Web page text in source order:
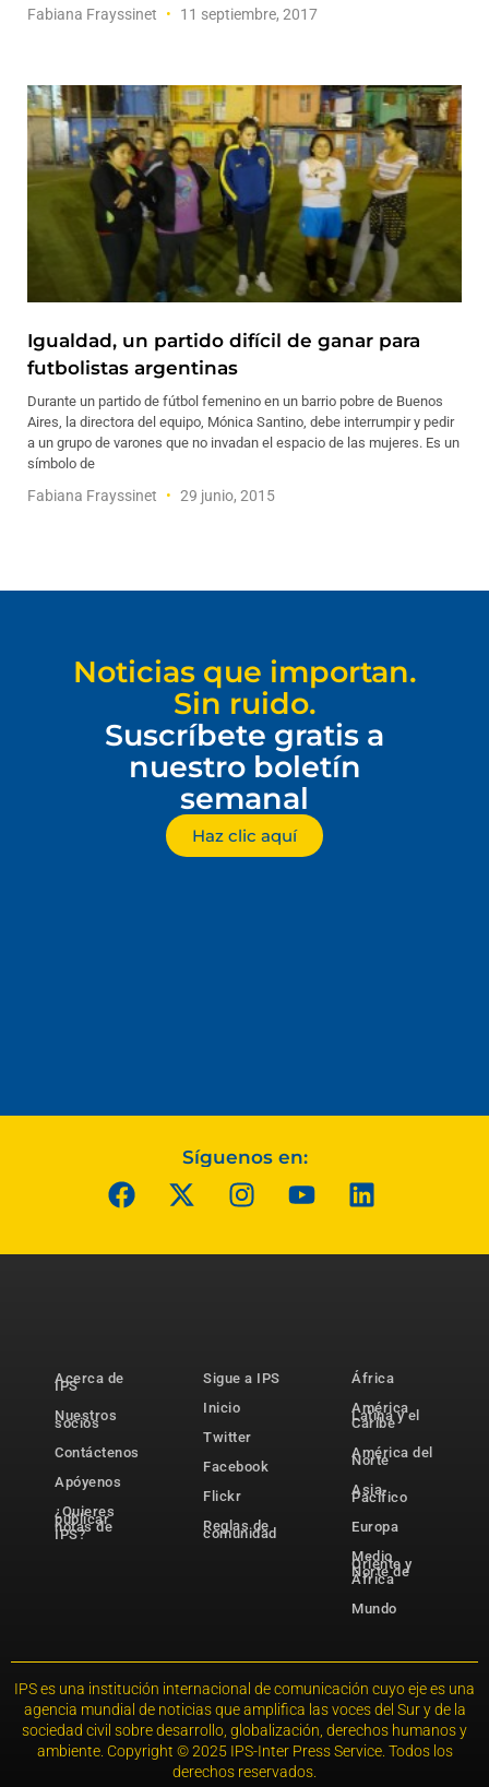
Fabiana Frayssinet 11 septiembre, 2017
Igualdad, un partido difícil de ganar para
futbolistas argentinas
Durante un partido de fútbol femenino en un barrio pobre de Buenos
Aires, la directora del equipo, Mónica Santino, debe interrumpir y pedir
a un grupo de varones que no invadan el espacio de las mujeres. Es un
símbolo de
Fabiana Frayssinet 29 junio, 2015
Noticias que importan.
Sin ruido.
Suscríbete gratis a
nuestro boletín
semanal
Haz clic aquí
Síguenos en:
Acerca de
IPS
Nuestros
socios
Contáctenos
Apóyenos
¿Quieres
publicar
notas de
IPS?
Sigue a IPS
Inicio
Twitter
Facebook
Flickr
Reglas de
comunidad
África
América
Latina y el
Caribe
América del
Norte
Asia-
Pacífico
Europa
Medio
Oriente y
Norte de
África
Mundo
IPS es una institución internacional de comunicación cuyo eje es una
agencia mundial de noticias que amplifica las voces del Sur y de la
sociedad civil sobre desarrollo, globalización, derechos humanos y
ambiente. Copyright © 2025 IPS-Inter Press Service. Todos los
derechos reservados.